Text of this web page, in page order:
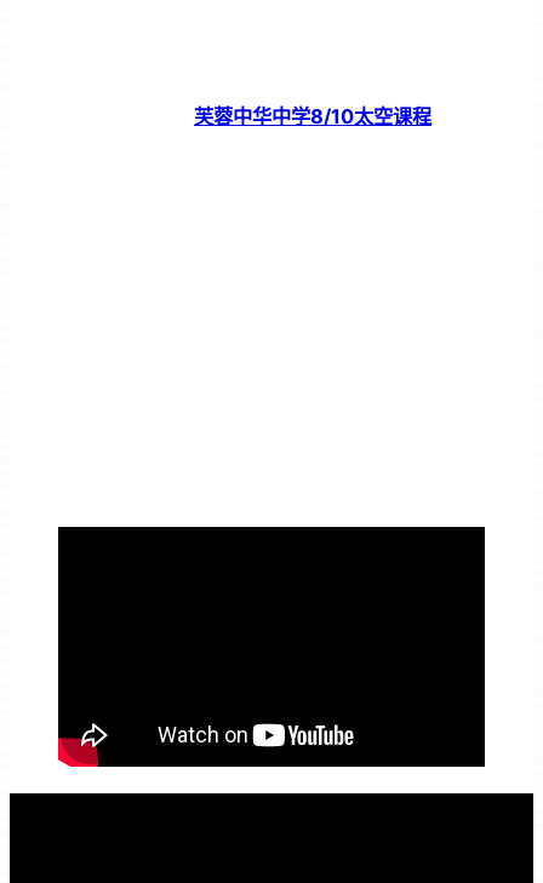
芙蓉中华中学8/10太空课程